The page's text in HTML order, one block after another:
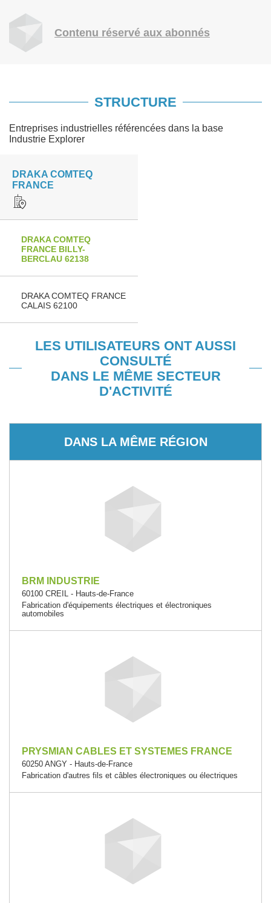
Contenu réservé aux abonnés
STRUCTURE
Entreprises industrielles référencées dans la base
Industrie Explorer
DRAKA COMTEQ
FRANCE
DRAKA COMTEQ
FRANCE BILLY-
BERCLAU 62138
DRAKA COMTEQ FRANCE
CALAIS 62100
LES UTILISATEURS ONT AUSSI
CONSULTÉ
DANS LE MÊME SECTEUR
D'ACTIVITÉ
DANS LA MÊME RÉGION
BRM INDUSTRIE
60100 CREIL - Hauts-de-France
Fabrication d'équipements électriques et électroniques
automobiles
PRYSMIAN CABLES ET SYSTEMES FRANCE
60250 ANGY - Hauts-de-France
Fabrication d'autres fils et câbles électroniques ou électriques